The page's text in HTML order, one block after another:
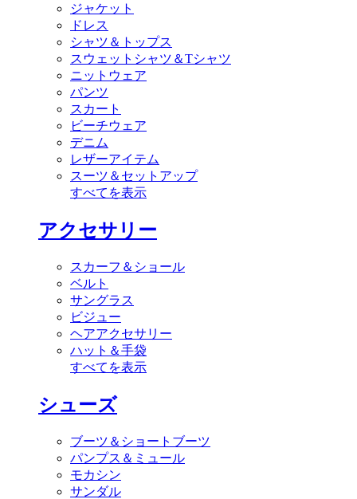
ジャケット
ドレス
シャツ＆トップス
スウェットシャツ＆Tシャツ
ニットウェア
パンツ
スカート
ビーチウェア
デニム
レザーアイテム
スーツ＆セットアップ
すべてを表示
アクセサリー
スカーフ＆ショール
ベルト
サングラス
ビジュー
ヘアアクセサリー
ハット＆手袋
すべてを表示
シューズ
ブーツ＆ショートブーツ
パンプス＆ミュール
モカシン
サンダル